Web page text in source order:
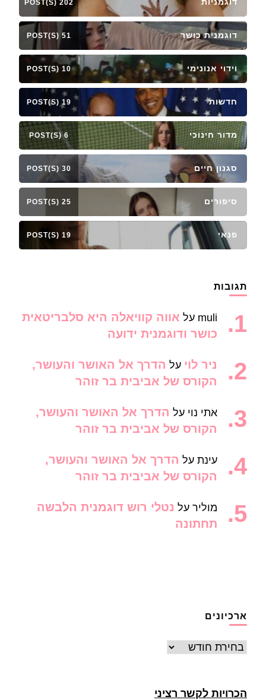
202 POST(S)
דוגמנית כושר 51 POST(S)
וידוי אנונימי 10 POST(S)
חדשות 19 POST(S)
מדור חינוכי 6 POST(S)
סגנון חיים 30 POST(S)
סיפורים 25 POST(S)
פנאי 19 POST(S)
תגובות
muli על אווה קוויאלה היא סלבריטאית
כושר ודוגמנית ידועה
ניר לוי על הדרך אל האושר והעושר,
הקורס של אביבית בר זוהר
אתי נוי על הדרך אל האושר והעושר,
הקורס של אביבית בר זוהר
עינת על הדרך אל האושר והעושר,
הקורס של אביבית בר זוהר
מוליר על נטלי רוש דוגמנית הלבשה
תחתונה
ארכיונים
ארכיונים
הכרויות לקשר רציני